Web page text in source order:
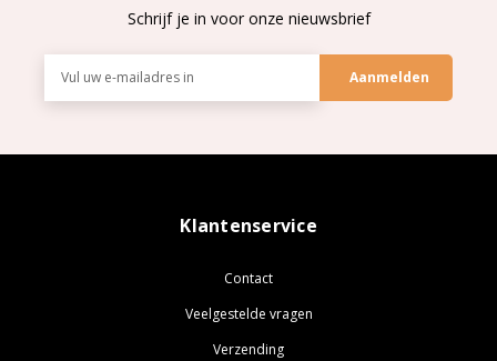
Schrijf je in voor onze nieuwsbrief
mailadres
Klantenservice
Contact
Veelgestelde vragen
Verzending